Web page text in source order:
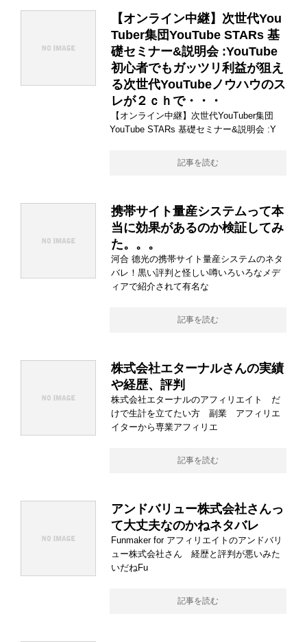
【オンライン中継】次世代You
Tuber集団YouTube STARs 基
礎セミナー&説明会 :YouTube
初心者でもガッツリ利益が狙え
る次世代YouTubeノウハウのス
レが２ｃｈで・・・
【オンライン中継】次世代YouTuber集団
YouTube STARs 基礎セミナー&説明会 :Y
記事を読む
携帯サイト量産システムって本
当に効果があるのか検証してみ
た。。。
河合 德光の携帯サイト量産システムのネタ
バレ！黒い評判と怪しい噂いろいろなメデ
ィアで紹介されて有名な
記事を読む
株式会社エターナルさんの実績
や経歴、評判
株式会社エターナルのアフィリエイト だ
けで生計を立てたい方 副業 アフィリエ
イターから専業アフィリエ
記事を読む
アンドバリュー株式会社さんっ
て大丈夫なのかねネタバレ
Funmaker for アフィリエイトのアンドバリ
ュー株式会社さん 経歴と評判が悪いみた
いだねFu
記事を読む